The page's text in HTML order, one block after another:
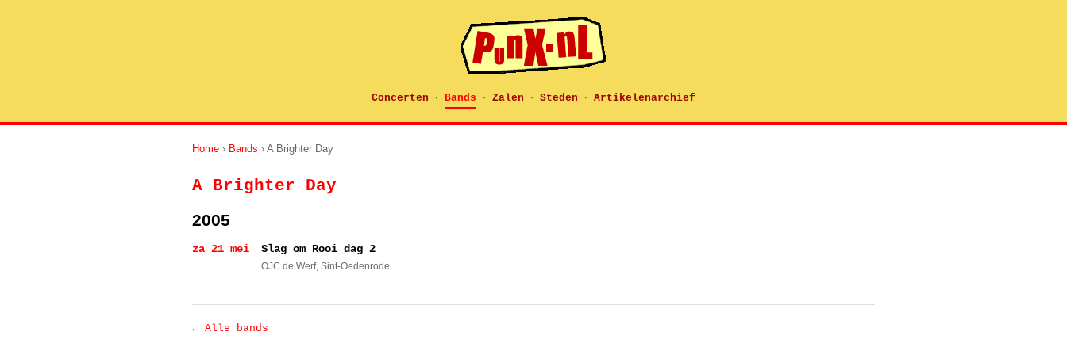
Concerten · Bands · Zalen · Steden · Artikelenarchief
Home › Bands › A Brighter Day
A Brighter Day
2005
za 21 mei Slag om Rooi dag 2
OJC de Werf, Sint-Oedenrode
← Alle bands